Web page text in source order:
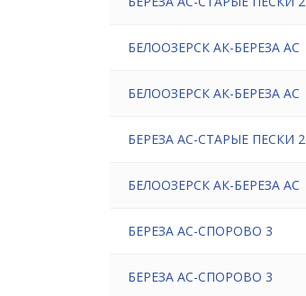
БЕЛООЗЕРСК АК-БЕРЕЗА АС
БЕЛООЗЕРСК АК-БЕРЕЗА АС
БЕРЕЗА АС-СТАРЫЕ ПЕСКИ 2
БЕЛООЗЕРСК АК-БЕРЕЗА АС
БЕРЕЗА АС-СПОРОВО 3
БЕРЕЗА АС-СПОРОВО 3